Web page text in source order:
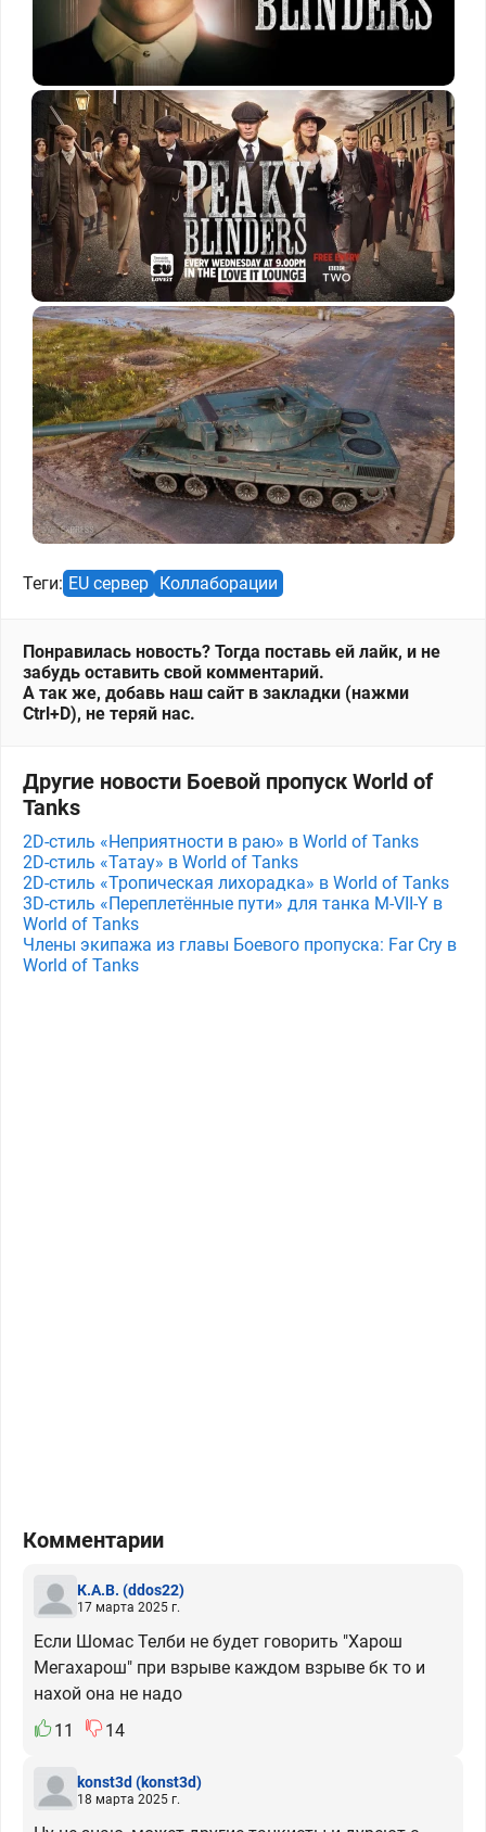
Теги: EU сервер Коллаборации
Понравилась новость? Тогда поставь ей лайк, и не
забудь оставить свой комментарий.
А так же, добавь наш сайт в закладки (нажми
Ctrl+D), не теряй нас.
Другие новости Боевой пропуск World of
Tanks
2D-стиль «Неприятности в раю» в World of Tanks
2D-стиль «Татау» в World of Tanks
2D-стиль «Тропическая лихорадка» в World of Tanks
3D-стиль «Переплетённые пути» для танка M⁠-⁠VII⁠-⁠Y в
World of Tanks
Члены экипажа из главы Боевого пропуска: Far Cry в
World of Tanks
Комментарии
К.А.В. (ddos22)
17 марта 2025 г.
Если Шомас Телби не будет говорить "Харош
Мегахарош" при взрыве каждом взрыве бк то и
нахой она не надо
11
14
konst3d(konst3d)
18 марта 2025 г.